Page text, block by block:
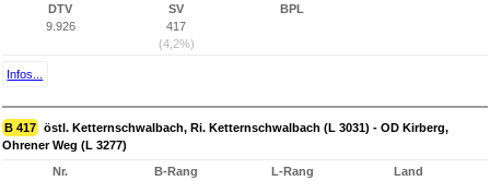
DTV
9.926
SV
417
(4,2%)
BPL
Infos...
B 417 östl. Ketternschwalbach, Ri. Ketternschwalbach (L 3031) - OD Kirberg,
Ohrener Weg (L 3277)
Nr.
B-Rang
L-Rang
Land